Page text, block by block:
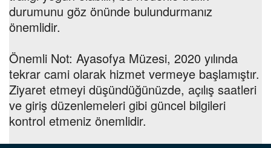
durumunu göz önünde bulundurmanız
önemlidir.
Önemli Not: Ayasofya Müzesi, 2020 yılında
tekrar cami olarak hizmet vermeye başlamıştır.
Ziyaret etmeyi düşündüğünüzde, açılış saatleri
ve giriş düzenlemeleri gibi güncel bilgileri
kontrol etmeniz önemlidir.